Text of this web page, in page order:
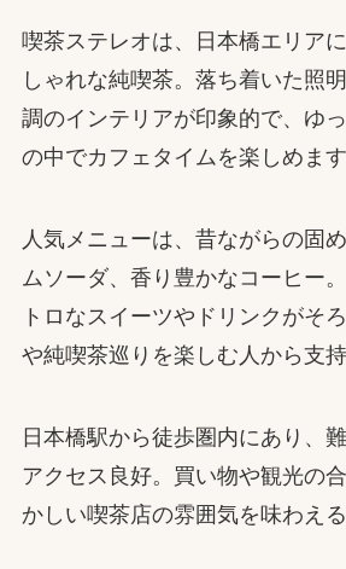
喫茶ステレオは、日本橋エリア
しゃれな純喫茶。落ち着いた照
調のインテリアが印象的で、ゆ
の中でカフェタイムを楽しめます
人気メニューは、昔ながらの固
ムソーダ、香り豊かなコーヒー
トロなスイーツやドリンクがそ
や純喫茶巡りを楽しむ人から支
日本橋駅から徒歩圏内にあり、
アクセス良好。買い物や観光の
かしい喫茶店の雰囲気を味わえる